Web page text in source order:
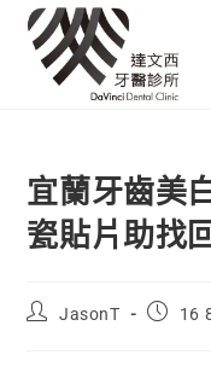
宜蘭牙齒美
瓷貼片助找
JasonT 16